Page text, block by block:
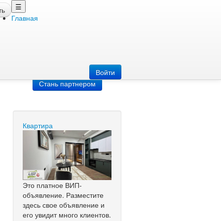
☰
Главная
Войти
Стань партнером
Квартира
Это платное ВИП-
объявление. Разместите
здесь свое объявление и
его увидит много клиентов.